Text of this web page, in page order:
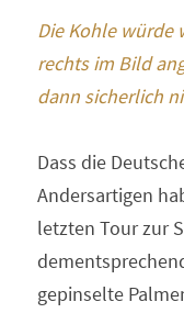
Die Kohle würde
rechts im Bild
dann sicherlich
Dass die
Andersartigen
letzten Tour zur
gepinselte